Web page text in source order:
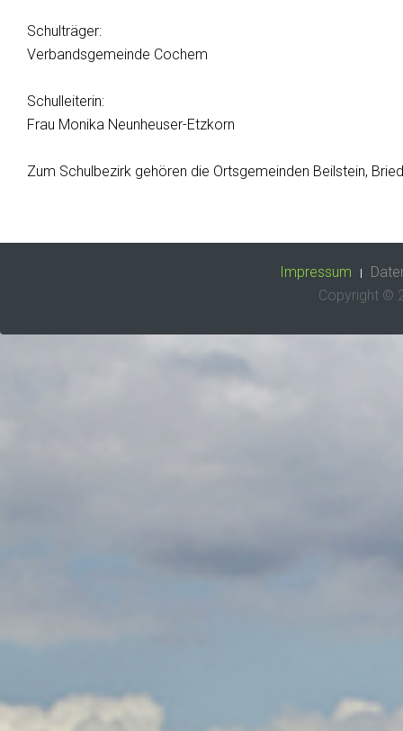
Schulträger:
Verbandsgemeinde Cochem
Schulleiterin:
Frau Monika Neunheuser-Etzkorn
Zum Schulbezirk gehören die Ortsgemeinden Beilstein,
Impressum
Copyright